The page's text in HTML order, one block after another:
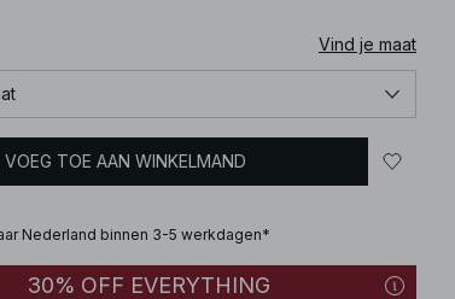
Vind je maat
VOEG TOE AAN WINKELMAND
Nederland binnen 3-5 werkdagen*
30% OFF EVERYTHING